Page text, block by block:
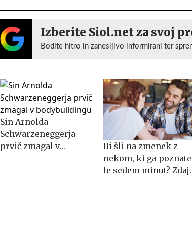
Izberite Siol.net za svoj
Bodite hitro in zanesljivo informirani ter
Sin Arnolda
Schwarzeneggerja
prvič zmagal v
Bi šli na zmenek z
nekom, ki ga poznate
le sedem minut? Zdaj